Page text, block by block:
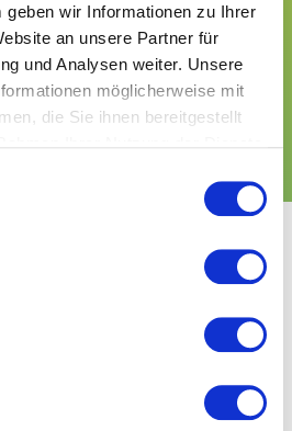
geben wir Informationen zu Ihrer
an unsere Partner für
und Analysen weiter. Unsere
möglicherweise mit
die Sie ihnen bereitgestellt
der größten
in Baden-
der baden-
und Bekleidungsindustrie bietet